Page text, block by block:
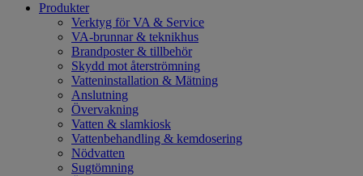
Produkter
Verktyg för VA & Service
VA-brunnar & teknikhus
Brandposter & tillbehör
Skydd mot återströmning
Vatteninstallation & Mätning
Anslutning
Övervakning
Vatten & slamkiosk
Vattenbehandling & kemdosering
Nödvatten
Sugtömning